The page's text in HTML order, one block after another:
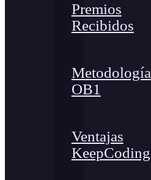
Premios
Recibidos
Metodología
OB1
Ventajas
KeepCoding